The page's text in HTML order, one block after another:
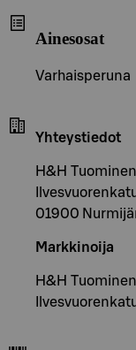
Ainesosat
Varhaisperuna
Yhteystiedot
H&H
01900
Markkinoija
H&H